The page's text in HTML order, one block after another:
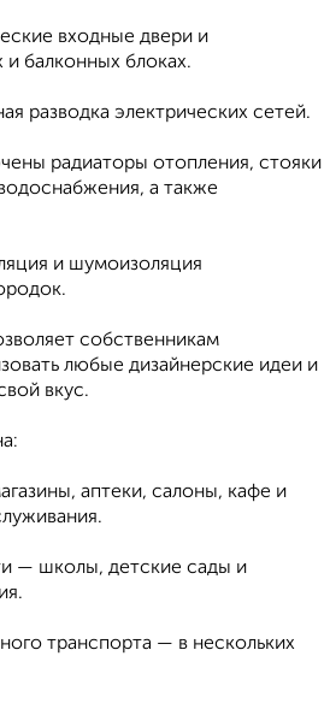
входные двери и
и балконных блоках.
разводка электрических сетей.
радиаторы отопления, стояки
а также
и шумоизоляция
собственникам
любые дизайнерские идеи и
вкус.
аптеки, салоны, кафе и
— школы, детские сады и
транспорта — в нескольких